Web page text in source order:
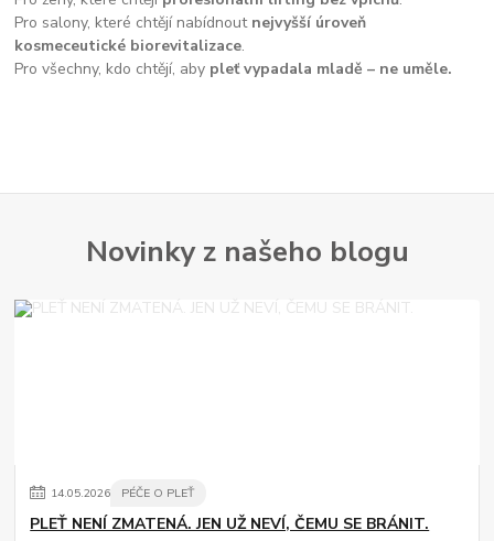
Pro salony, které chtějí nabídnout nejvyšší úroveň
kosmeceutické biorevitalizace.
Pro všechny, kdo chtějí, aby pleť vypadala mladě – ne uměle.
Novinky z našeho blogu
14.05.2026 PÉČE O PLEŤ
PLEŤ NENÍ ZMATENÁ. JEN UŽ NEVÍ, ČEMU SE BRÁNIT.